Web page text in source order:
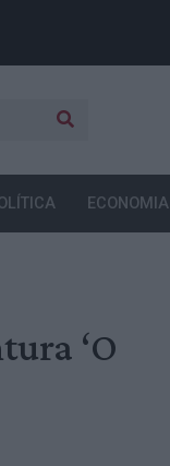
ECONOMIA
‘O